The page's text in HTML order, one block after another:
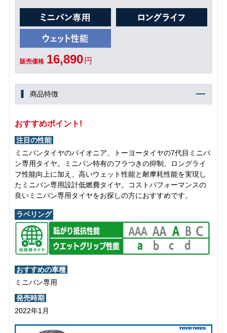
販売価格 16,890 円
商品特徴
おすすめポイント!
注目の性能
ミニバンタイヤのパイオニア、トーヨータイヤの7代目ミニバ
ン専用タイヤ。ミニバン特有のフラつきの抑制、ロングライ
フ性能向上に加え、高いウェット性能と耐摩耗性能を実現し
たミニバン専用設計低燃費タイヤ。コストパフォーマンスの
良いミニバン専用タイヤをお探しの方におすすめです。
ラベリング
おすすめの車種
ミニバン専用
発売時期
2022年1月